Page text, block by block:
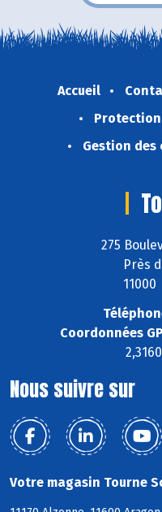
Accueil
Gestion des
275
Près
Coordonnées
Nous suivre sur
Votre magasin Tourne